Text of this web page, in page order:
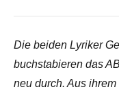
Die beiden Lyriker
buchstabieren das
neu durch. Aus